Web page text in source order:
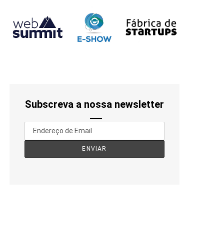
Subscreva a nossa newsletter